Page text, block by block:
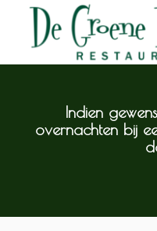
Indien
overnachten bij